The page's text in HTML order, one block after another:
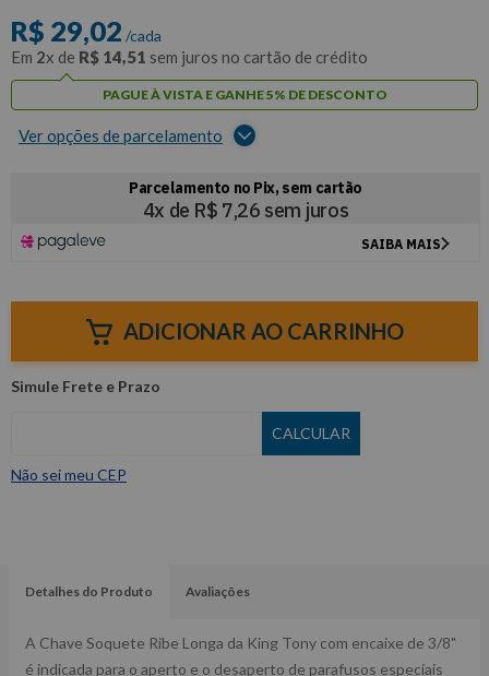
R$ 29,02 /cada
Em 2x de R$ 14,51 sem juros no cartão de crédito
PAGUE À VISTA E GANHE 5% DE DESCONTO
Ver opções de parcelamento
ADICIONAR AO CARRINHO
Não sei meu CEP
Detalhes do Produto Avaliações
A Chave Soquete Ribe Longa da King Tony com encaixe de 3/8"
é indicada para o aperto e o desaperto de parafusos especiais